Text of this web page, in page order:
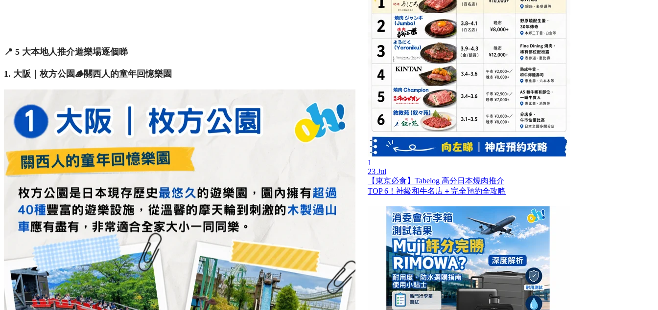
📍 5 大本地人推介遊樂場逐個睇
1. 大阪｜枚方公園🪵關西人的童年回憶樂園
1
23 Jul
【東京必食】Tabelog 高分日本燒肉推介
TOP 6！神級和牛名店＋完全預約全攻略